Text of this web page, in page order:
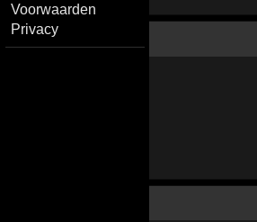
Voorwaarden
Privacy